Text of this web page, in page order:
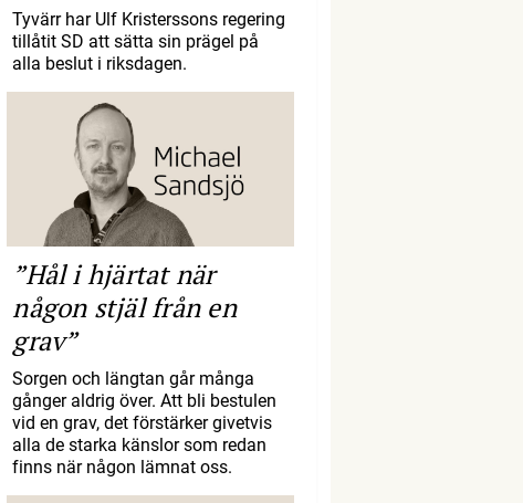
Tyvärr har Ulf Kristerssons regering
tillåtit SD att sätta sin prägel på
alla beslut i riksdagen.
”Hål i hjärtat när
någon stjäl från en
grav”
Sorgen och längtan går många
gånger aldrig över. Att bli bestulen
vid en grav, det förstärker givetvis
alla de starka känslor som redan
finns när någon lämnat oss.